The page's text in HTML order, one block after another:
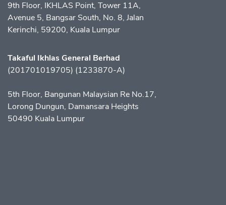
9th Floor, IKHLAS Point, Tower 11A,
Avenue 5, Bangsar South, No. 8, Jalan
Kerinchi, 59200, Kuala Lumpur
Takaful Ikhlas General Berhad
(201701019705) (1233870-A)
5th Floor, Bangunan Malaysian Re No.17,
Lorong Dungun, Damansara Heights
50490 Kuala Lumpur